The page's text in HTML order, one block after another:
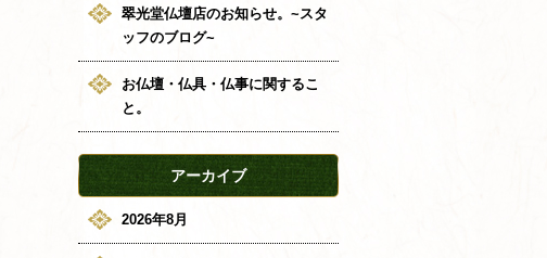
翠光堂仏壇店のお知らせ。~スタ
ッフのブログ~
お仏壇・仏具・仏事に関するこ
と。
アーカイブ
2026年8月